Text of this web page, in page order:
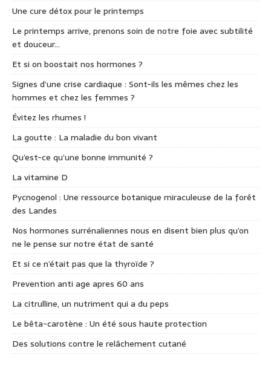
Une cure détox pour le printemps
Le printemps arrive, prenons soin de notre foie avec subtilité
et douceur…
Et si on boostait nos hormones ?
Signes d’une crise cardiaque : Sont-ils les mêmes chez les
hommes et chez les femmes ?
Évitez les rhumes !
La goutte : La maladie du bon vivant
Qu’est-ce qu’une bonne immunité ?
La vitamine D
Pycnogenol : Une ressource botanique miraculeuse de la forêt
des Landes
Nos hormones surrénaliennes nous en disent bien plus qu’on
ne le pense sur notre état de santé
Et si ce n’était pas que la thyroïde ?
Prevention anti age apres 60 ans
La citrulline, un nutriment qui a du peps
Le bêta-carotène : Un été sous haute protection
Des solutions contre le relâchement cutané